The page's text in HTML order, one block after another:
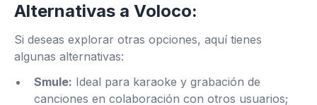
Alternativas a Voloco:
Si deseas explorar otras opciones, aquí tienes
algunas alternativas:
Smule: Ideal para karaoke y grabación de
canciones en colaboración con otros usuarios;